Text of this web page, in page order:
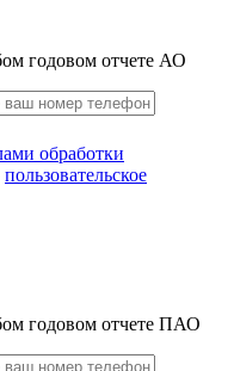
годовом отчете АО
обработки
пользовательское
годовом отчете ПАО